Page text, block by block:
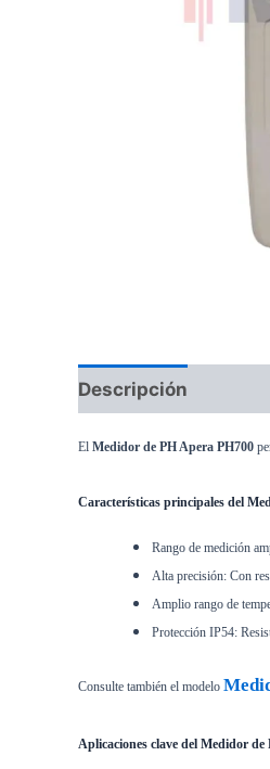
Descripción
El Medidor de PH Apera PH700
Características principales del
Rango de medición
Alta precisión: Con
Amplio rango de
Protección IP54:
Consulte también el modelo
Aplicaciones clave del Medidor de